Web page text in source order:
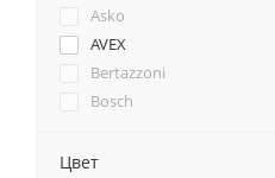
Asko
AVEX
Bertazzoni
Bosch
Candy
Цвет